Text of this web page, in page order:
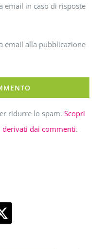
email in caso di risposte
email alla pubblicazione
ridurre lo spam. Scopri
dai commenti.